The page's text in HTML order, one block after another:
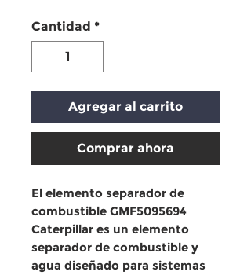
Cantidad *
Agregar al carrito
Comprar ahora
El elemento separador de
combustible GMF5095694
Caterpillar es un elemento
separador de combustible y
agua diseñado para sistemas